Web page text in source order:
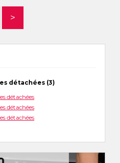
>
détachées (3)
détachées
détachées
détachées